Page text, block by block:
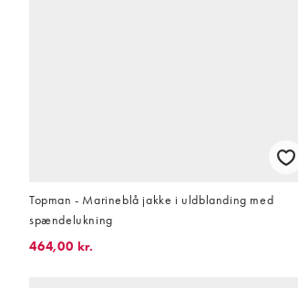
Topman - Marineblå jakke i uldblanding med
spændelukning
464,00 kr.